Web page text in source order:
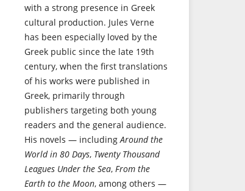
with a strong presence in Greek
cultural production. Jules Verne
has been especially loved by the
Greek public since the late 19th
century, when the first translations
of his works were published in
Greek, primarily through
publishers targeting both young
readers and the general audience.
His novels — includingAround the
World in 80 Days, Twenty Thousand
Leagues Under the Sea, From the
Earth to the Moon, among others —